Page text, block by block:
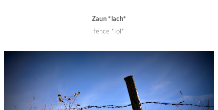
Zaun *lach*
fence *lol*